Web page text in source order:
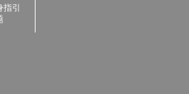
指引